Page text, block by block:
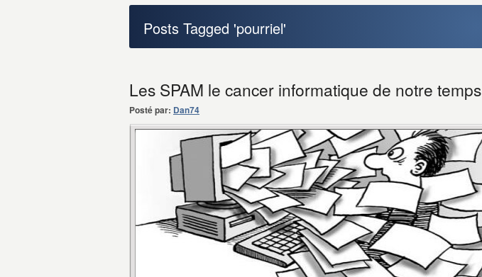
Posts Tagged 'pourriel'
Les SPAM le cancer informatique de notre temps
Posté par: Dan74